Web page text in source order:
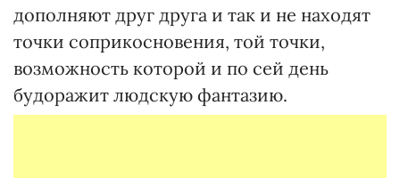
дополняют друг друга и так и не находят
точки соприкосновения, той точки,
возможность которой и по сей день
будоражит людскую фантазию.